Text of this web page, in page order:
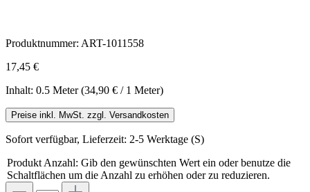
Produktnummer: ART-1011558
17,45 €
Inhalt: 0.5 Meter(34,90 € / 1 Meter)
Preise inkl. MwSt. zzgl. Versandkosten
Sofort verfügbar, Lieferzeit: 2-5 Werktage (S)
Produkt Anzahl: Gib den gewünschten Wert ein oder benutze die
Schaltflächen um die Anzahl zu erhöhen oder zu reduzieren.